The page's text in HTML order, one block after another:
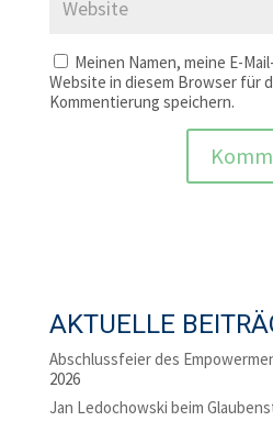
Meinen Namen, meine E-
Website in diesem Browser für
Kommentierung speichern.
AKTUELLE
Abschlussfeier des
2026
Jan Ledochowski beim